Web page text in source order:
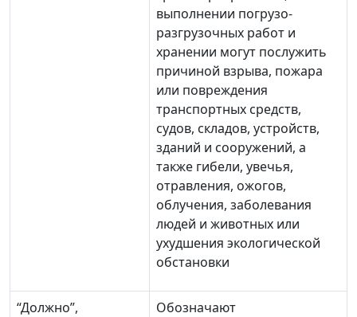
выполнении погрузо-
разгрузочных работ и
хранении могут послужить
причиной взрыва, пожара
или повреждения
транспортных средств,
судов, складов, устройств,
зданий и сооружений, а
также гибели, увечья,
отравления, ожогов,
облучения, заболевания
людей и животных или
ухудшения экологической
обстановки
“Должно”,
Обозначают